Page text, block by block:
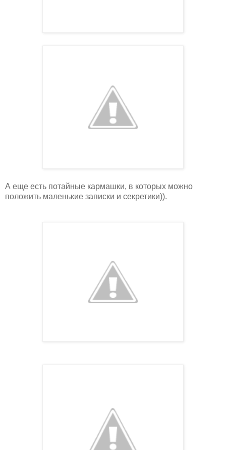
А еще есть потайные кармашки, в которых можно
положить маленькие записки и секретики)).